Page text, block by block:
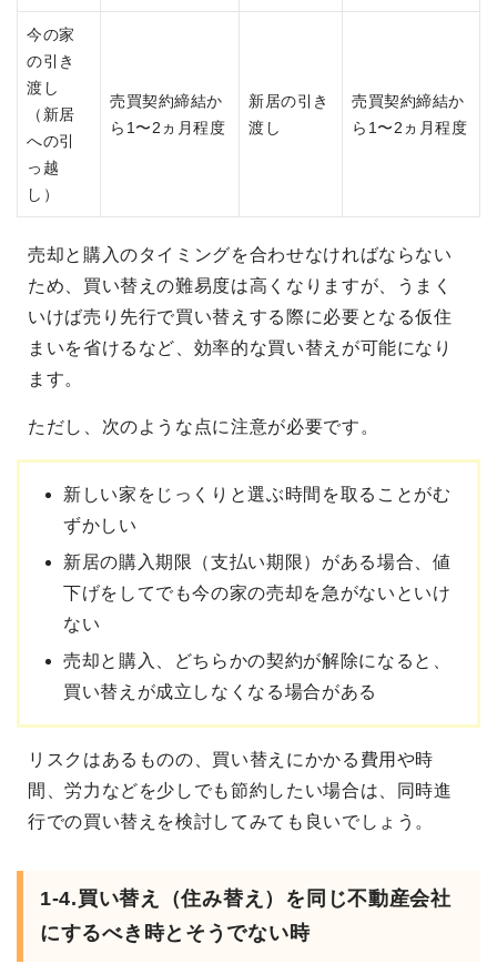
今の家
の引き
渡し
（新居
への引
っ越
し）
売買契約締結か
ら1〜2ヵ月程度
新居の引き
渡し
売買契約締結か
ら1〜2ヵ月程度
売却と購入のタイミングを合わせなければならない
ため、買い替えの難易度は高くなりますが、うまく
いけば売り先行で買い替えする際に必要となる仮住
まいを省けるなど、効率的な買い替えが可能になり
ます。
ただし、次のような点に注意が必要です。
新しい家をじっくりと選ぶ時間を取ることがむ
ずかしい
新居の購入期限（支払い期限）がある場合、値
下げをしてでも今の家の売却を急がないといけ
ない
売却と購入、どちらかの契約が解除になると、
買い替えが成立しなくなる場合がある
リスクはあるものの、買い替えにかかる費用や時
間、労力などを少しでも節約したい場合は、同時進
行での買い替えを検討してみても良いでしょう。
1-4.買い替え（住み替え）を同じ不動産会社
にするべき時とそうでない時